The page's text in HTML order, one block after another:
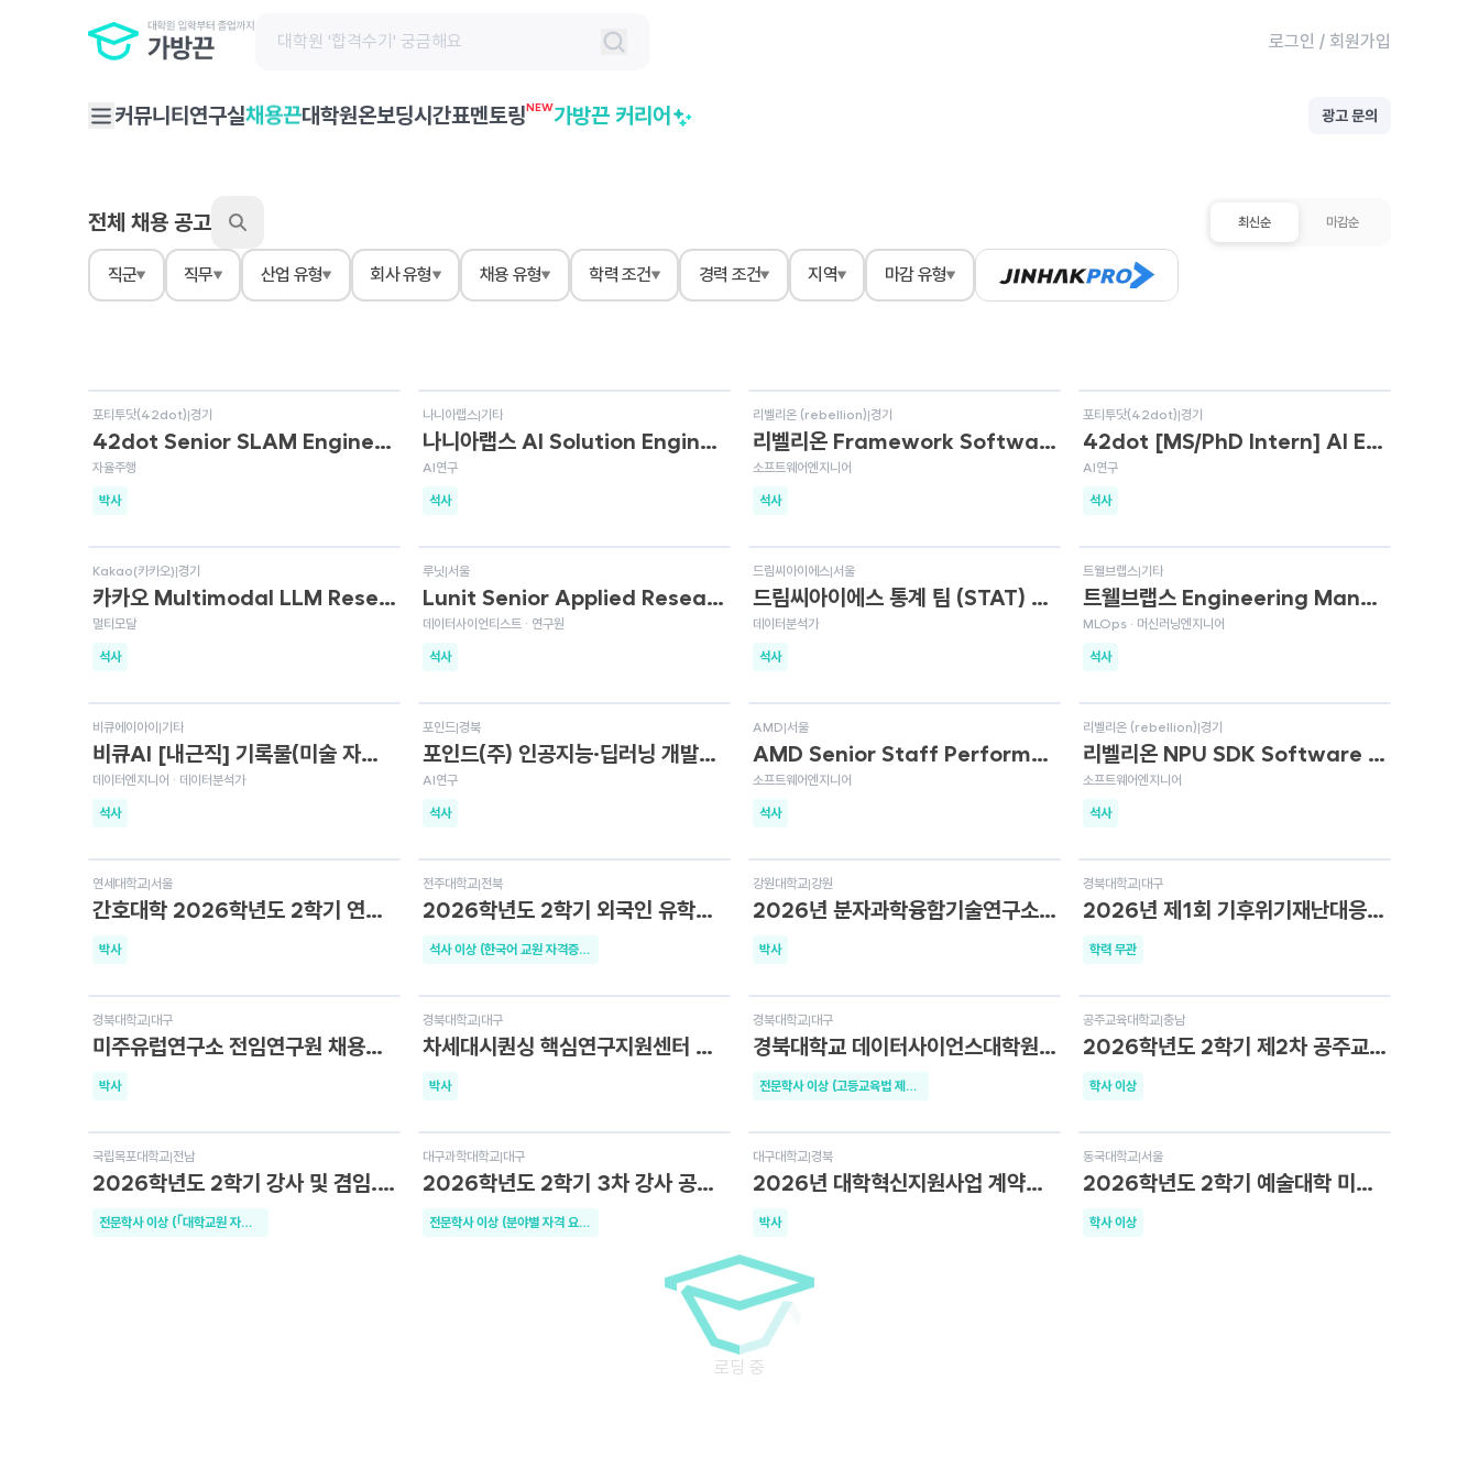
로그인 / 회원가입
커뮤니티 연구실채용끈대학원온보딩시간표멘토링NEW가방끈 커리어 광고 문의
전체 채용 공고 최신순 마감순
직군 직무 산업 유형 회사 유형 채용 유형 학력 조건 경력 조건 지역 마감 유형
상시채용
포티투닷(42dot)|경기
42dot Senior SLAM Engineer (Autonomous Driving)
자율주행
박사
상시채용
나니아랩스|기타
나니아랩스 AI Solution Engineer
AI연구
석사
상시채용
리벨리온 (rebellion)|경기
리벨리온 Framework Software Engineer
소프트웨어엔지니어
석사
상시채용
포티투닷(42dot)|경기
42dot [MS/PhD Intern] AI Engineer (정규직 전환형)
AI연구
석사
상시채용
Kakao(카카오)|경기
카카오 Multimodal LLM Research Engineer (경력)
멀티모달
석사
상시채용
루닛|서울
Lunit Senior Applied Research Scientist · Precision Oncology
데이터사이언티스트 · 연구원
석사
상시채용
드림씨아이에스|서울
드림씨아이에스 통계 팀 (STAT) Statistician 채용
데이터분석가
석사
상시채용
트웰브랩스|기타
트웰브랩스 Engineering Manager, ML Research Engineer, Marengo
MLOps · 머신러닝엔지니어
석사
상시채용
비큐에이아이 |기타
비큐AI [내근직] 기록물(미술 자료) DB 구축/검수 인력 모집
데이터엔지니어 · 데이터분석가
석사
상시채용
포인드|경북
포인드(주) 인공지능·딥러닝 개발자 채용 (경력)
AI연구
석사
상시채용
AMD|서울
AMD Senior Staff Performance Software Engineer, AI/HPC libraries
소프트웨어엔지니어
석사
상시채용
리벨리온 (rebellion)|경기
리벨리온 NPU SDK Software Engineer
소프트웨어엔지니어
석사
D-6
연세대학교|서울
간호대학 2026학년도 2학기 연구교수 채용공고(추가)
박사
D-3
전주대학교|전북
2026학년도 2학기 외국인 유학생 교양 한국어 강의 전담 객원교수 모집 공고
석사 이상 (한국어 교원 자격증 소지자)
D-4
강원대학교|강원
2026년 분자과학융합기술연구소 연구교수 공개 채용 공고
박사
D-6
경북대학교|대구
2026년 제1회 기후위기재난대응연구소 연구초빙교수 채용 공고
학력 무관
D-8
경북대학교|대구
미주유럽연구소 전임연구원 채용공고(사회학)
박사
D-6
경북대학교|대구
차세대시퀀싱 핵심연구지원센터 연구초빙교수 채용공고
박사
D-3
경북대학교|대구
경북대학교 데이터사이언스대학원 겸임교원 초빙 공고
전문학사 이상 (고등교육법 제16조의 규정에 의한 조교수 이상 자격기준에 해당하는 자)
D-4
공주교육대학교|충남
2026학년도 2학기 제2차 공주교육대학교 강사채용 공고
학사 이상
D-2
국립목포대학교|전남
2026학년도 2학기 강사 및 겸임.초빙교원 공개채용 2차 공고
전문학사 이상 (｢대학교원 자격기준 등에 관한 규정｣ 제2조에 따른 자격기준)
D-4
대구과학대학교|대구
2026학년도 2학기 3차 강사 공개채용 공고
전문학사 이상 (분야별 자격 요건 참고)
D-6
대구대학교|경북
2026년 대학혁신지원사업 계약직 연구원(박사급) 채용 공고
박사
D-4
동국대학교|서울
2026학년도 2학기 예술대학 미술학부 강사 채용 공고
학사 이상
부산대학교 교무처 교수학습지원센터 자체직원(전임연구원) 공개채용 공고
D-1
부산대학교|부산
박사